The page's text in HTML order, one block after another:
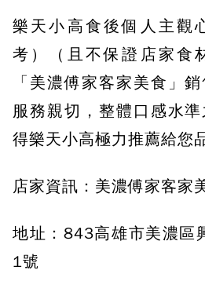
樂天小高食後個人主觀
考）（且不保證店家食
「美濃傅家客家美食」
服務親切，整體口感水
得樂天小高極力推薦給您
店家資訊：美濃傅家客家
地址：843高雄市美濃區
1號